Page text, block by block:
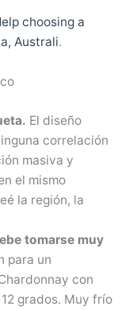
choosing a
Australi.
El diseño
correlación
masiva y
el mismo
la región, la
tomarse muy
para un
con
grados. Muy frío